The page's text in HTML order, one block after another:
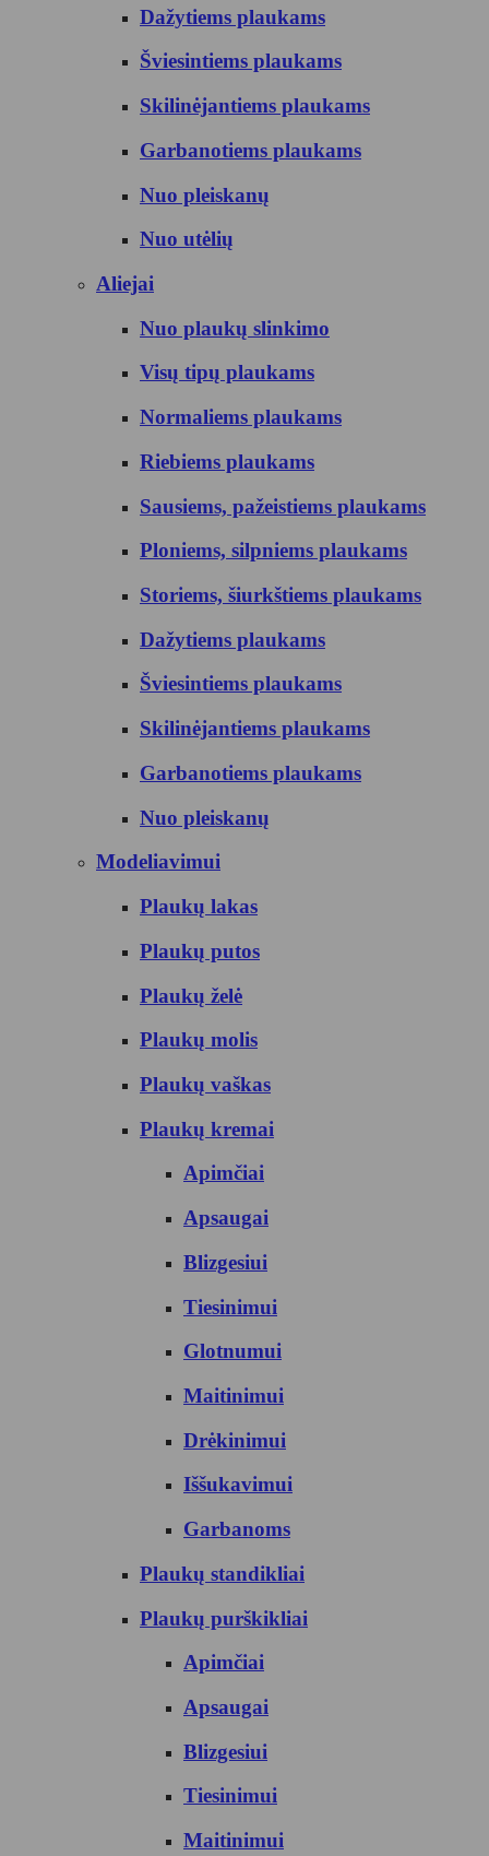
Dažytiems plaukams
Šviesintiems plaukams
Skilinėjantiems plaukams
Garbanotiems plaukams
Nuo pleiskanų
Nuo utėlių
Aliejai
Nuo plaukų slinkimo
Visų tipų plaukams
Normaliems plaukams
Riebiems plaukams
Sausiems, pažeistiems plaukams
Ploniems, silpniems plaukams
Storiems, šiurkštiems plaukams
Dažytiems plaukams
Šviesintiems plaukams
Skilinėjantiems plaukams
Garbanotiems plaukams
Nuo pleiskanų
Modeliavimui
Plaukų lakas
Plaukų putos
Plaukų želė
Plaukų molis
Plaukų vaškas
Plaukų kremai
Apimčiai
Apsaugai
Blizgesiui
Tiesinimui
Glotnumui
Maitinimui
Drėkinimui
Iššukavimui
Garbanoms
Plaukų standikliai
Plaukų purškikliai
Apimčiai
Apsaugai
Blizgesiui
Tiesinimui
Maitinimui